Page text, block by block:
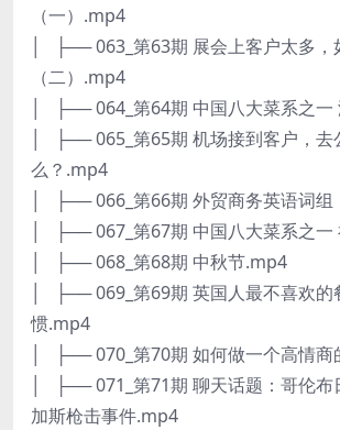
（一）.mp4
│ ├── 063_第63期 展会上客户太多，
（二）.mp4
│ ├── 064_第64期 中国八大菜系之
│ ├── 065_第65期 机场接到客户，去
么？.mp4
│ ├── 066_第66期 外贸商务英语词
│ ├── 067_第67期 中国八大菜系之
│ ├── 068_第68期 中秋节.mp4
│ ├── 069_第69期 英国人最不喜欢的
惯.mp4
│ ├── 070_第70期 如何做一个高情
│ ├── 071_第71期 聊天话题：哥伦布
加斯枪击事件.mp4